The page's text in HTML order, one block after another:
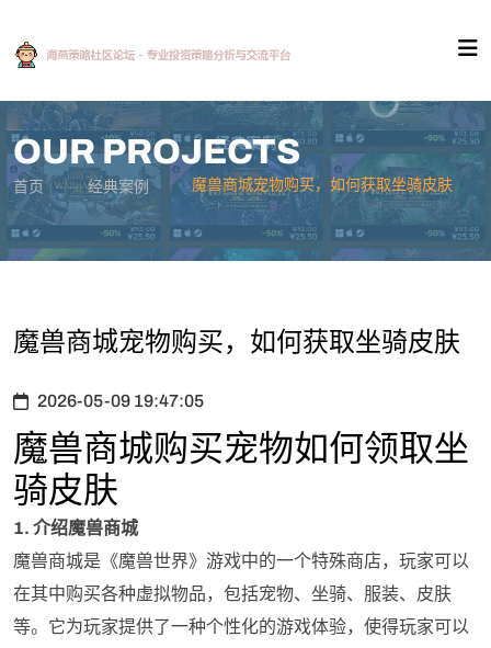
OUR PROJECTS
首页 经典案例 魔兽商城宠物购买，如何获取坐骑皮肤
魔兽商城宠物购买，如何获取坐骑皮肤
2026-05-09 19:47:05
魔兽商城购买宠物如何领取坐
骑皮肤
1. 介绍魔兽商城
魔兽商城是《魔兽世界》游戏中的一个特殊商店，玩家可以
在其中购买各种虚拟物品，包括宠物、坐骑、服装、皮肤
等。它为玩家提供了一种个性化的游戏体验，使得玩家可以